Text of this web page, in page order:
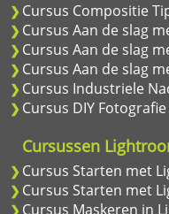
Cursus Compositie
Cursus Aan de slag
Cursus Aan de slag
Cursus Aan de slag
Cursus Industriele
Cursus DIY
Cursussen
Cursus Starten met
Cursus Starten met
Cursus Maskeren in